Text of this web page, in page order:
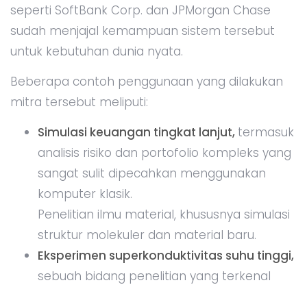
seperti SoftBank Corp. dan JPMorgan Chase
sudah menjajal kemampuan sistem tersebut
untuk kebutuhan dunia nyata.
Beberapa contoh penggunaan yang dilakukan
mitra tersebut meliputi:
Simulasi keuangan tingkat lanjut, termasuk
analisis risiko dan portofolio kompleks yang
sangat sulit dipecahkan menggunakan
komputer klasik.
Penelitian ilmu material, khususnya simulasi
struktur molekuler dan material baru.
Eksperimen superkonduktivitas suhu tinggi,
sebuah bidang penelitian yang terkenal